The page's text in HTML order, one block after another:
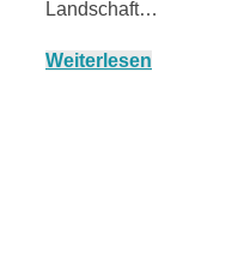
Landschaft…
Weiterlesen